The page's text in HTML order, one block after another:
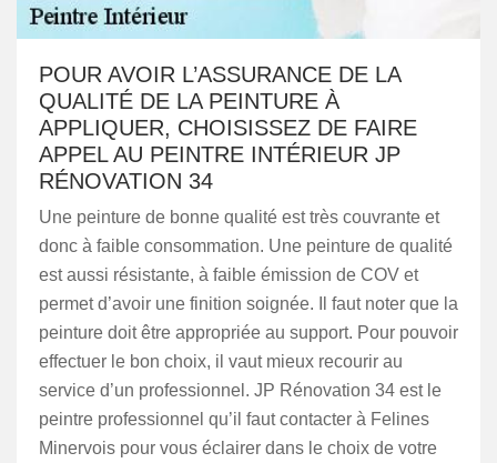
POUR AVOIR L’ASSURANCE DE LA
QUALITÉ DE LA PEINTURE À
APPLIQUER, CHOISISSEZ DE FAIRE
APPEL AU PEINTRE INTÉRIEUR JP
RÉNOVATION 34
Une peinture de bonne qualité est très couvrante et
donc à faible consommation. Une peinture de qualité
est aussi résistante, à faible émission de COV et
permet d’avoir une finition soignée. Il faut noter que la
peinture doit être appropriée au support. Pour pouvoir
effectuer le bon choix, il vaut mieux recourir au
service d’un professionnel. JP Rénovation 34 est le
peintre professionnel qu’il faut contacter à Felines
Minervois pour vous éclairer dans le choix de votre